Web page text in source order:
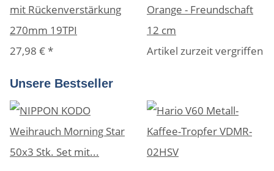
mit Rückenverstärkung
270mm 19TPI
27,98 €*
Orange - Freundschaft
12 cm
Artikel zurzeit vergriffen
Unsere Bestseller